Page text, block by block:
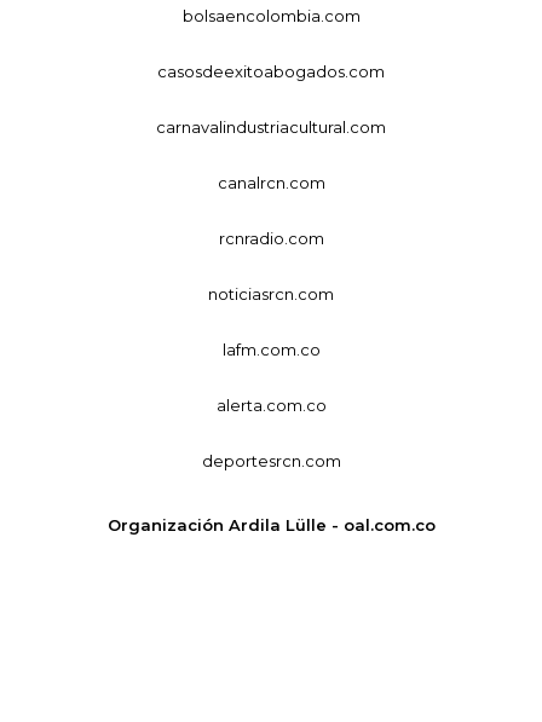
bolsaencolombia.com
casosdeexitoabogados.com
carnavalindustriacultural.com
canalrcn.com
rcnradio.com
noticiasrcn.com
lafm.com.co
alerta.com.co
deportesrcn.com
Organización Ardila Lülle - oal.com.co